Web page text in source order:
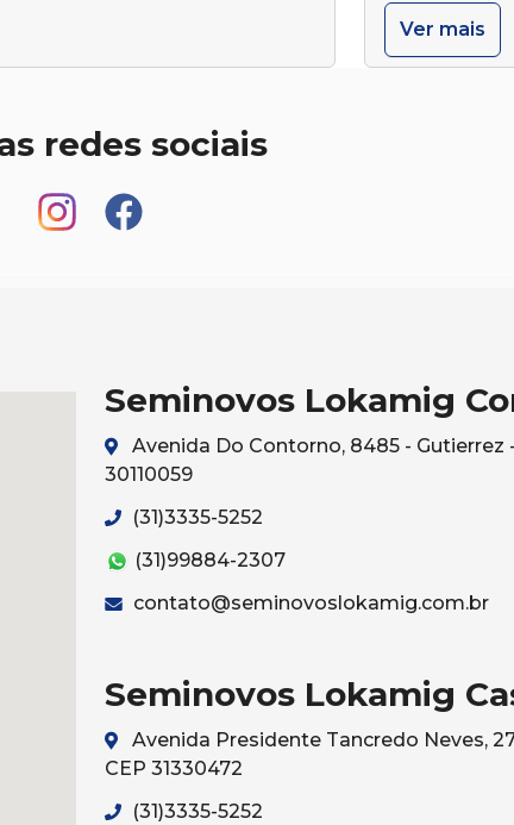
Ver mais
redes sociais
Seminovos Lokamig
Avenida Do Contorno, 8485 - Gutierrez
30110059
(31)3335-5252
(31)99884-2307
contato@seminovoslokamig.com.br
Seminovos Lokamig
Avenida Presidente Tancredo Neves,
CEP 31330472
(31)3335-5252